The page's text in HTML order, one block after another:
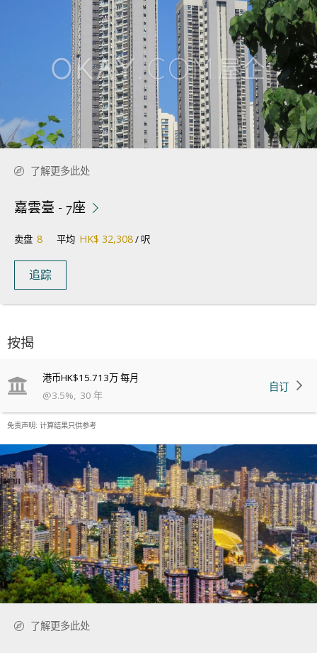
按揭
港币HK$15.713万每月
@3.5%, 30 年
自订
免责声明: 计算结果只供参考
了解更多此处
嘉雲臺 - 7座
卖盘 8 平均 HK$ 32,308/ 呎
追踪
了解更多此处